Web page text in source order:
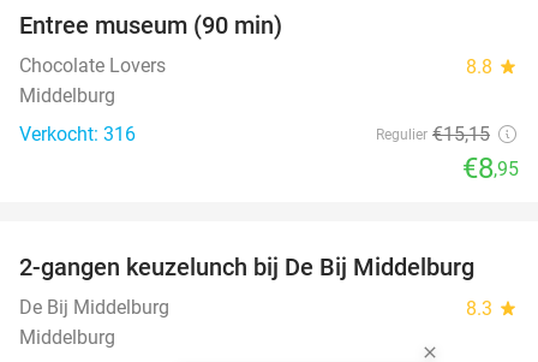
Entree museum (90 min)
Chocolate Lovers 8.8 star
Middelburg
Verkocht: 316
Regulier €15,15
€8,95
42%
2-gangen keuzelunch bij De Bij Middelburg
De Bij Middelburg 8.3 star
Middelburg